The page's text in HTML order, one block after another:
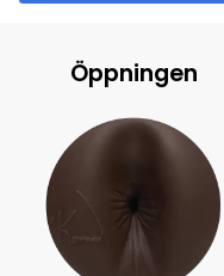
Öppningen